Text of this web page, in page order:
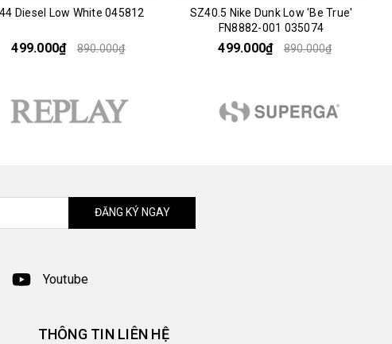
Diesel Low White 045812
499.000₫ 890.000₫
SZ40.5 Nike Dunk Low 'Be True'
FN8882-001 035074
499.000₫ 890.000₫
ĐĂNG KÝ NGAY
Youtube
THÔNG TIN LIÊN HỆ